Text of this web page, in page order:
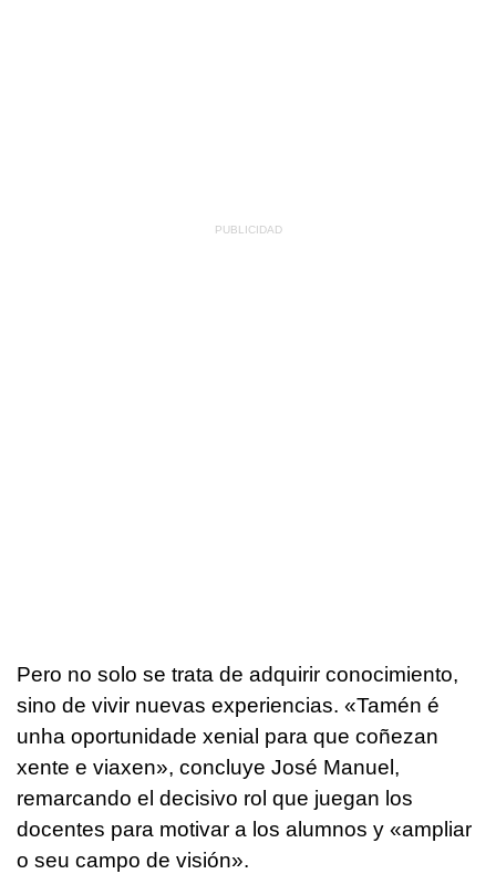
Pero no solo se trata de adquirir conocimiento,
sino de vivir nuevas experiencias. «Tamén é
unha oportunidade xenial para que coñezan
xente e viaxen», concluye José Manuel,
remarcando el decisivo rol que juegan los
docentes para motivar a los alumnos y «ampliar
o seu campo de visión».